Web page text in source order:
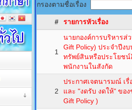
กรองตามชื่อเรื่อง
# รายการหัวเรื่อง
1
นายกองค์การบริหารส่
Gift Policy) ประจำปีง
ทรัพย์สินหรือประโยชน์
พนักงานในสังกัด
2
ประกาศเจตนารมณ์ เรื่
และ "งดรับ งดให้" ขอ
Gift Policy )